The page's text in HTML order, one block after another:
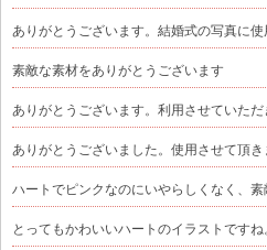
ありがとうございます。結婚式の写真に
素敵な素材をありがとうございます
ありがとうございます。利用させていただ
ありがとうございました。使用させて頂き
ハートでピンクなのにいやらしくなく、素
とってもかわいいハートのイラストです